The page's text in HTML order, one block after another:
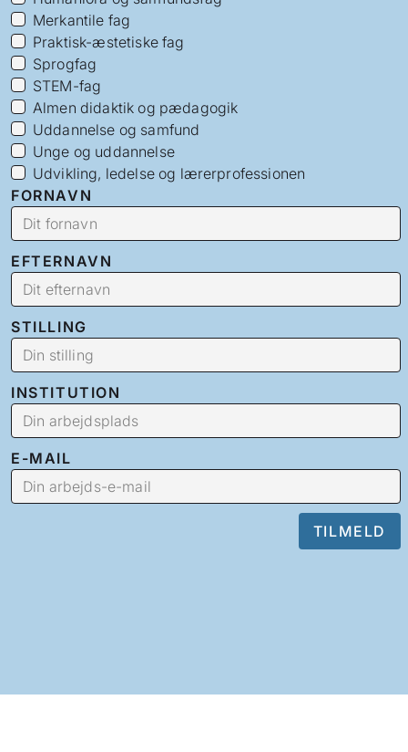
Merkantile fag
Praktisk-æstetiske fag
Sprogfag
STEM-fag
Almen didaktik og pædagogik
Uddannelse og samfund
Unge og uddannelse
Udvikling, ledelse og lærerprofessionen
FORNAVN
EFTERNAVN
STILLING
INSTITUTION
E-MAIL